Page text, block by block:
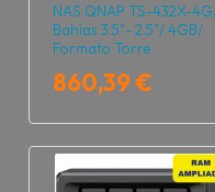
NAS QNAP TS-432X-
Bahías 3.5"- 2.5"/ 4GB/
Formato Torre
860,39 €